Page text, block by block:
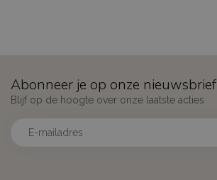
Abonneer je op onze nieuwsbrief
Blijf op de hoogte over onze laatste acties